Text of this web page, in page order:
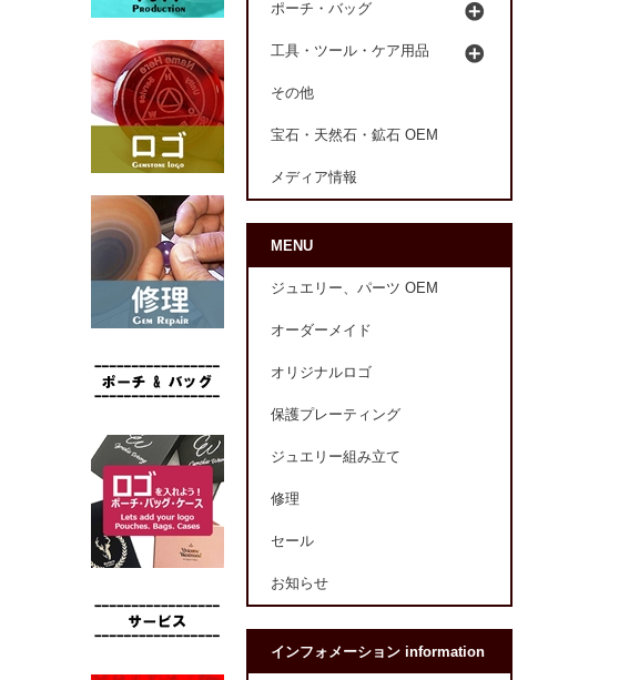
ポーチ・バッグ
工具・ツール・ケア用品
その他
宝石・天然石・鉱石 OEM
メディア情報
MENU
ジュエリー、パーツ OEM
オーダーメイド
オリジナルロゴ
保護プレーティング
ジュエリー組み立て
修理
セール
お知らせ
インフォメーション information